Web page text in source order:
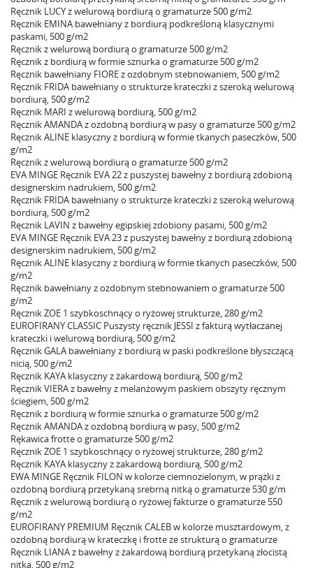
Ręcznik LUCY z welurową bordiurą o gramaturze 500 g/m2
Ręcznik EMINA bawełniany z bordiurą podkreśloną klasycznymi
paskami, 500 g/m2
Ręcznik z welurową bordiurą o gramaturze 500 g/m2
Ręcznik z bordiurą w formie sznurka o gramaturze 500 g/m2
Ręcznik bawełniany FIORE z ozdobnym stebnowaniem, 500 g/m2
Ręcznik FRIDA bawełniany o strukturze krateczki z szeroką welurową
bordiurą, 500 g/m2
Ręcznik MARI z welurową bordiurą, 500 g/m2
Ręcznik AMANDA z ozdobną bordiurą w pasy o gramaturze 500 g/m2
Ręcznik ALINE klasyczny z bordiurą w formie tkanych paseczków, 500
g/m2
Ręcznik z welurową bordiurą o gramaturze 500 g/m2
EVA MINGE Ręcznik EVA 22 z puszystej bawełny z bordiurą zdobioną
designerskim nadrukiem, 500 g/m2
Ręcznik FRIDA bawełniany o strukturze krateczki z szeroką welurową
bordiurą, 500 g/m2
Ręcznik LAVIN z bawełny egipskiej zdobiony pasami, 500 g/m2
EVA MINGE Ręcznik EVA 23 z puszystej bawełny z bordiurą zdobioną
designerskim nadrukiem, 500 g/m2
Ręcznik ALINE klasyczny z bordiurą w formie tkanych paseczków, 500
g/m2
Ręcznik bawełniany z ozdobnym stebnowaniem o gramaturze 500
g/m2
Ręcznik ZOE 1 szybkoschnący o ryżowej strukturze, 280 g/m2
EUROFIRANY CLASSIC Puszysty ręcznik JESSI z fakturą wytłaczanej
krateczki i welurową bordiurą, 500 g/m2
Ręcznik GALA bawełniany z bordiurą w paski podkreślone błyszczącą
nicią, 500 g/m2
Ręcznik KAYA klasyczny z żakardową bordiurą, 500 g/m2
Ręcznik VIERA z bawełny z melanżowym paskiem obszyty ręcznym
ściegiem, 500 g/m2
Ręcznik z bordiurą w formie sznurka o gramaturze 500 g/m2
Ręcznik AMANDA z ozdobną bordiurą w pasy, 500 g/m2
Rękawica frotte o gramaturze 500 g/m2
Ręcznik ZOE 1 szybkoschnący o ryżowej strukturze, 280 g/m2
Ręcznik KAYA klasyczny z żakardową bordiurą, 500 g/m2
EWA MINGE Ręcznik FILON w kolorze ciemnozielonym, w prążki z
ozdobną bordiurą przetykaną srebrną nitką o gramaturze 530 g/m
Ręcznik z welurową bordiurą o ryżowej fakturze o gramaturze 550
g/m2
EUROFIRANY PREMIUM Ręcznik CALEB w kolorze musztardowym, z
ozdobną bordiurą w krateczkę i frotte ze strukturą o gramaturze
Ręcznik LIANA z bawełny z żakardową bordiurą przetykaną złocistą
nitką, 500 g/m2